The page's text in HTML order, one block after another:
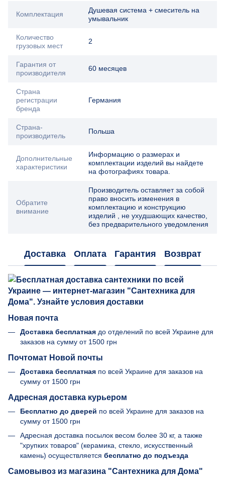
Комплектация
Душевая система + смеситель на
умывальник
Количество
грузовых мест
2
Гарантия от
производителя
60 месяцев
Страна
регистрации
бренда
Германия
Страна-
производитель
Польша
Дополнительные
характеристики
Информацию о размерах и
комплектации изделий вы найдете
на фотографиях товара.
Обратите
внимание
Производитель оставляет за собой
право вносить изменения в
комплектацию и конструкцию
изделий , не ухудшающих качество,
без предварительного уведомления
Доставка Оплата Гарантия Возврат
Новая почта
Доставка бесплатная до отделений по всей Украине для
заказов на сумму от 1500 грн
Почтомат Новой почты
Доставка бесплатная по всей Украине для заказов на
сумму от 1500 грн
Адресная доставка курьером
Бесплатно до дверей по всей Украине для заказов на
сумму от 1500 грн
Адресная доставка посылок весом более 30 кг, а также
"хрупких товаров" (керамика, стекло, искусственный
камень) осуществляется бесплатно до подъезда
Самовывоз из магазина "Сантехника для Дома"